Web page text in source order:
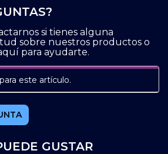
si tienes alguna
sobre nuestros productos o
para ayudarte.
este artículo.
GUSTAR